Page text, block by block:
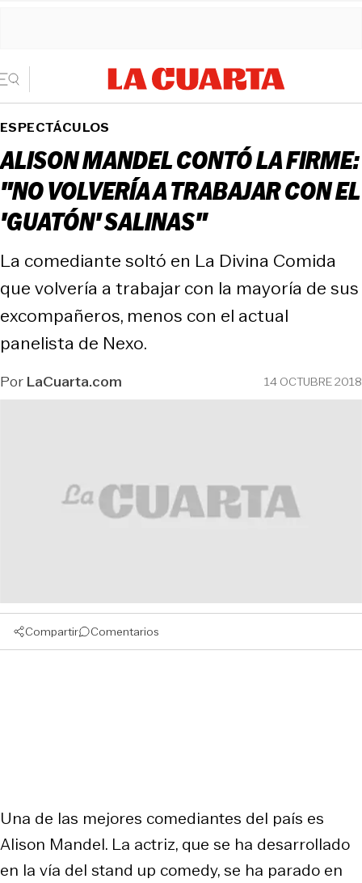
ESPECTÁCULOS
ALISON MANDEL CONTÓ LA FIRME:
"NO VOLVERÍA A TRABAJAR CON EL
'GUATÓN' SALINAS"
La comediante soltó en La Divina Comida
que volvería a trabajar con la mayoría de sus
excompañeros, menos con el actual
panelista de Nexo.
PorLaCuarta.com 14 OCTUBRE 2018
Compartir Comentarios
Una de las mejores comediantes del país es
Alison Mandel. La actriz, que se ha desarrollado
en la vía del stand up comedy, se ha parado en